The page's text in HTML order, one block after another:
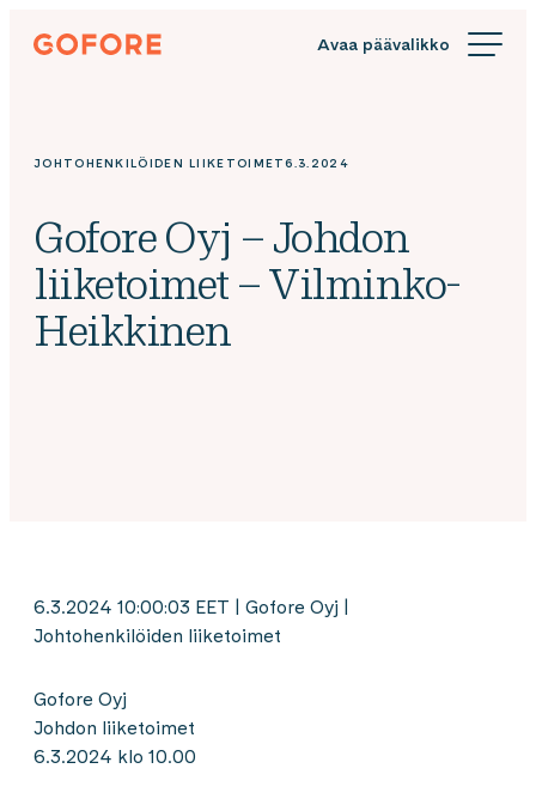
Siirry
suoraan
Gofore
knowledge
JOHTOHENKILÖIDEN LIIKETOIMET6.3.2024
Gofore Oyj – Johdon
liiketoimet – Vilminko-
Heikkinen
6.3.2024 10:00:03 EET | Gofore Oyj |
Johtohenkilöiden liiketoimet
Gofore Oyj
Johdon liiketoimet
6.3.2024 klo 10.00